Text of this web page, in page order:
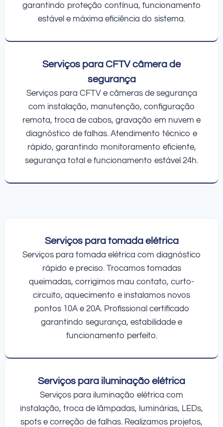
garantindo proteção contínua, funcionamento
estável e máxima eficiência do sistema.
Serviços para CFTV câmera de
segurança
Serviços para CFTV e câmeras de segurança
com instalação, manutenção, configuração
remota, troca de cabos, gravação em nuvem e
diagnóstico de falhas. Atendimento técnico e
rápido, garantindo monitoramento eficiente,
segurança total e funcionamento estável 24h.
Serviços para tomada elétrica
Serviços para tomada elétrica com diagnóstico
rápido e preciso. Trocamos tomadas
queimadas, corrigimos mau contato, curto-
circuito, aquecimento e instalamos novos
pontos 10A e 20A. Profissional certificado
garantindo segurança, estabilidade e
funcionamento perfeito.
Serviços para iluminação elétrica
Serviços para iluminação elétrica com
instalação, troca de lâmpadas, luminárias, LEDs,
spots e correção de falhas. Realizamos projetos,